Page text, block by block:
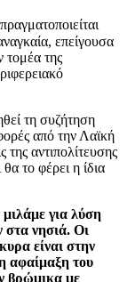
επείγουσα
τομέα της
τη συζήτηση
από την Λαϊκή
αντιπολίτευσης
το φέρει η ίδια
για λύση
στα νησιά. Οι
είναι στην
αφαίμαξη του
βρώμικα με